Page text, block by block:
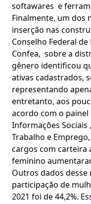
softawares e
Finalmente, um dos
inserção nas
Conselho Federal
Confea, sobre a
gênero identificou
ativas cadastrados,
representando
entretanto, aos
acordo com o painel
Informações Sociais
Trabalho e
cargos com carteira
feminino
Outros dados
participação de
2021 foi de 44,2%.